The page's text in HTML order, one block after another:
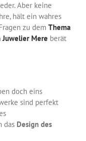
Aber keine
hält ein wahres
zu dem Thema
Juwelier Mere berät
doch eins
sind perfekt
das Design des